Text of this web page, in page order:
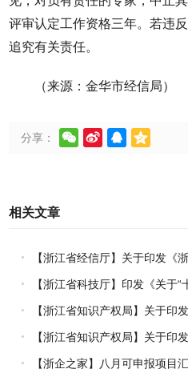
评审认定工作资格三年。若违
追究有关责任。
（来源：金华市经信局）
分享：    
相关文章
【浙江省经信厅】关于印发《
能融合赋能行动方案》的通知
【浙江省科技厅】印发《关于
进口税收优惠政策的科研机构名
【浙江省知识产权局】关于印
权风险统一基础性保障保险实施
【浙江省知识产权局】关于印
理指引》的通知
【浙企之家】八月可申报项目